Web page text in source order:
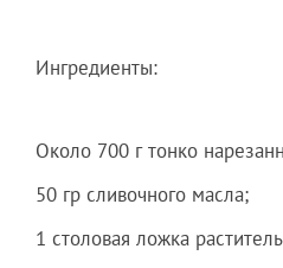
Ингредиенты:
Около 700 г тонко
50 гр сливочного масла;
1 столовая ложка